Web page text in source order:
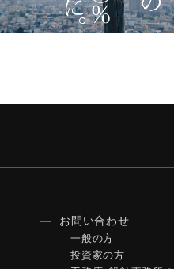
お問い合わせ
一般の方
投資家の方